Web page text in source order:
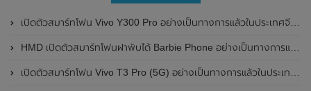
เปิดตัวสมาร์ทโฟน Vivo Y300 Pro อย่างเป็นทางการแล้วในประเทศจีน มาพร้อมดีไซน์พรีเมี่ยม ทนทาน และแบตเตอรี่สุดอึดขนาดใหญ่ 6,500mAh พร้อมรองรับการชาร์จไว 80W
HMD เปิดตัวสมาร์ทโฟนฝาพับได้ Barbie Phone อย่างเป็นทางการแล้ว มาพร้อมธีมสีชมพูสดใส
เปิดตัวสมาร์ทโฟน Vivo T3 Pro (5G) อย่างเป็นทางการแล้วในประเทศอินเดีย